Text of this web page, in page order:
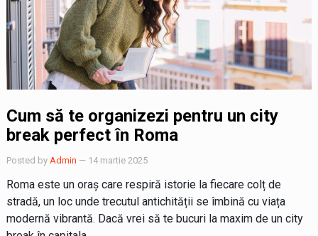
Cum să te organizezi pentru un city
break perfect în Roma
Posted by Admin — 14 martie 2025
Roma este un oraș care respiră istorie la fiecare colț de
stradă, un loc unde trecutul antichității se îmbină cu viața
modernă vibrantă. Dacă vrei să te bucuri la maxim de un city